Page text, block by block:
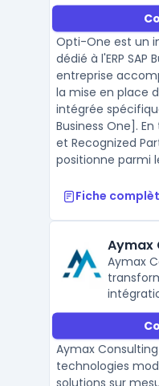
Opti-One est un
dédié à l'ERP SAP
entreprise
la mise en place
intégrée
Business One].
et Recognized
positionne parmi
Fiche
Aymax
Aymax
Aymax
technologies
solutions sur